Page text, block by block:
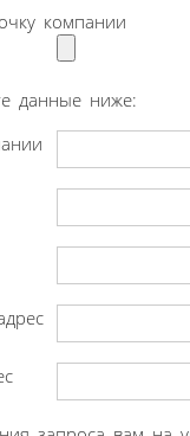
компании
данные ниже: